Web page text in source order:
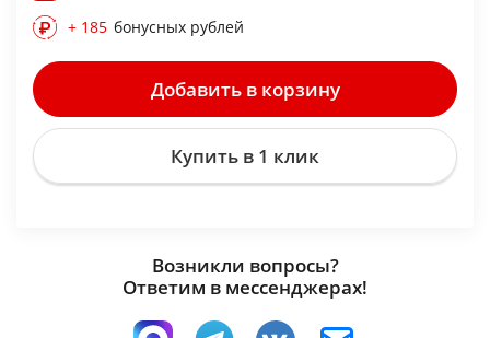
+ 185 бонусных рублей
Добавить в корзину
Купить в 1 клик
Возникли вопросы?
Ответим в мессенджерах!